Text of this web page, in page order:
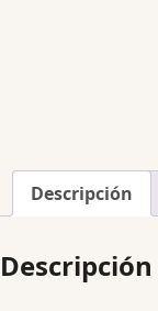
Descripción
Descripción